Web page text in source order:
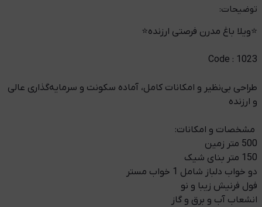
توضیحات:
⭐️ویلا باغ مدرن فرصتی ارزنده⭐️
Code : 1023
طراحی بی‌نظیر و امکانات کامل، آماده سکونت و سرمایه‌گذاری عالی
و ارزنده
️ مشخصات و امکانات:
500 متر زمین
150 متر بنای شیک
دو خواب دلباز شامل 1 خواب مستر
فول فرنیش زیبا و نو
انشعاب آب و برق و گاز